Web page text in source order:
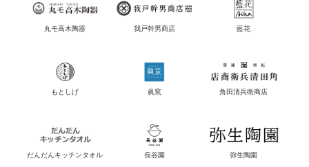
丸モ高木陶器 我戸幹男商店 藍花
もとしげ 眞窯 角田清兵衛商店
だんだんキッチンタオル 長谷園 弥生陶園